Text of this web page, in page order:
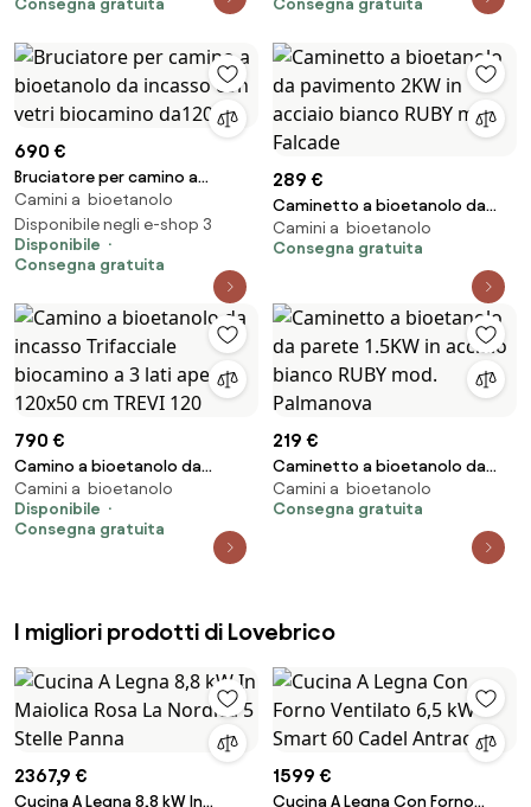
Consegna gratuita Consegna gratuita
690 €
Bruciatore per camino a
bioetanolo da incasso con
vetri biocamino da120 cm
Camini a bioetanolo
Disponibile negli e-shop 3
Disponibile
Consegna gratuita
289 €
Caminetto a bioetanolo da
pavimento 2KW in acciaio
bianco RUBY mod. Falcade
Camini a bioetanolo
Consegna gratuita
790 €
Camino a bioetanolo da
incasso Trifacciale biocamino a
3 lati aperti 120x50 cm TREVI 120
Camini a bioetanolo
Disponibile
Consegna gratuita
219 €
Caminetto a bioetanolo da
parete 1.5KW in acciaio bianco
RUBY mod. Palmanova
Camini a bioetanolo
Consegna gratuita
I migliori prodotti di Lovebrico
2367,9 €
Cucina A Legna 8,8 kW In
1599 €
Cucina A Legna Con Forno